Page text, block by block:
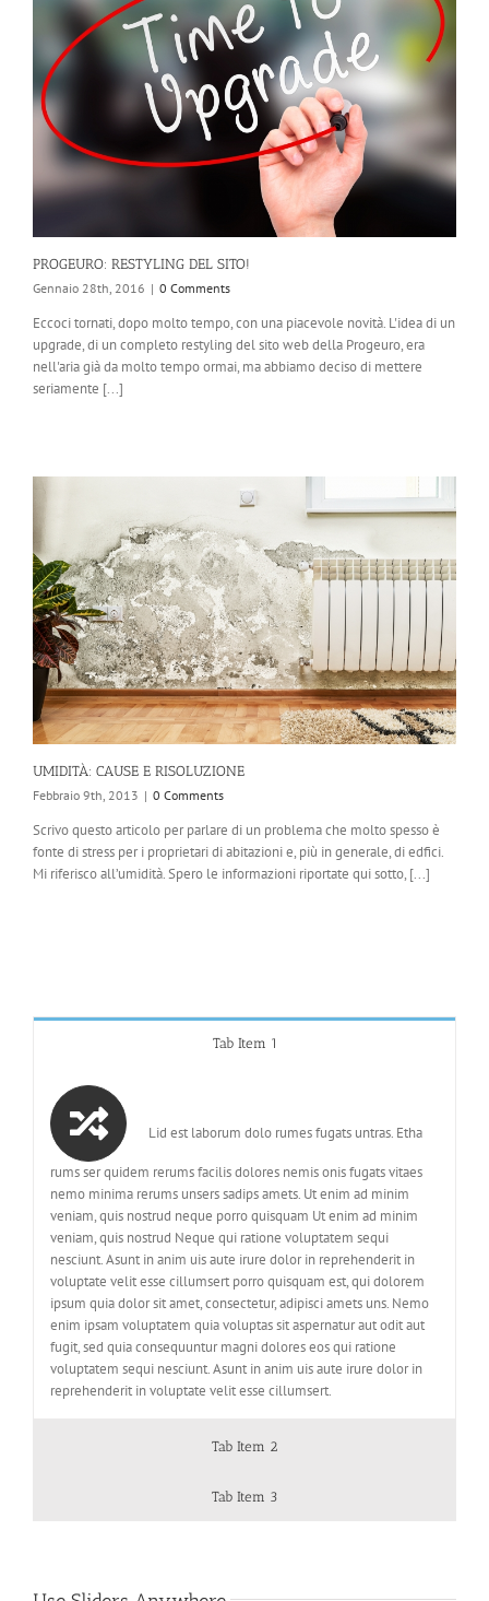
PROGEURO: RESTYLING DEL SITO!
Gennaio 28th, 2016 | 0 Comments
Eccoci tornati, dopo molto tempo, con una piacevole novità. L'idea di un
upgrade, di un completo restyling del sito web della Progeuro, era
nell'aria già da molto tempo ormai, ma abbiamo deciso di mettere
seriamente [...]
UMIDITÀ: CAUSE E RISOLUZIONE
Febbraio 9th, 2013 | 0 Comments
Scrivo questo articolo per parlare di un problema che molto spesso è
fonte di stress per i proprietari di abitazioni e, più in generale, di edfici.
Mi riferisco all’umidità. Spero le informazioni riportate qui sotto, [...]
Tab Item 1
Lid est laborum dolo rumes fugats untras. Etha
rums ser quidem rerums facilis dolores nemis onis fugats vitaes
nemo minima rerums unsers sadips amets. Ut enim ad minim
veniam, quis nostrud neque porro quisquam Ut enim ad minim
veniam, quis nostrud Neque qui ratione voluptatem sequi
nesciunt. Asunt in anim uis aute irure dolor in reprehenderit in
voluptate velit esse cillumsert porro quisquam est, qui dolorem
ipsum quia dolor sit amet, consectetur, adipisci amets uns. Nemo
enim ipsam voluptatem quia voluptas sit aspernatur aut odit aut
fugit, sed quia consequuntur magni dolores eos qui ratione
voluptatem sequi nesciunt. Asunt in anim uis aute irure dolor in
reprehenderit in voluptate velit esse cillumsert.
Tab Item 2
Tab Item 3